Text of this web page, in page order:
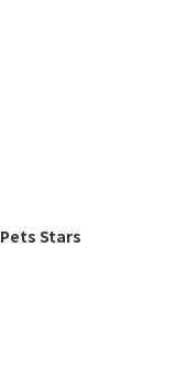
Pets Stars